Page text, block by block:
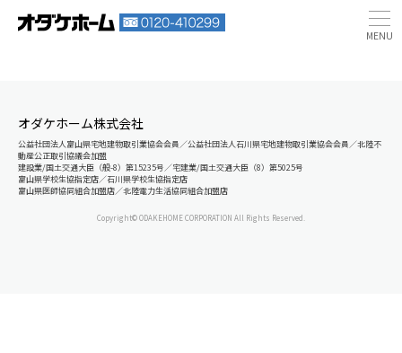
オダケホーム株式会社
公益社団法人富山県宅地建物取引業協会会員／公益社団法人石川県宅地建物取引業協会会員／北陸不
動産公正取引協議会加盟
建設業/国土交通大臣（般-8）第15235号／宅建業/国土交通大臣（8）第5025号
富山県学校生協指定店／石川県学校生協指定店
富山県医師協同組合加盟店／北陸電力生活協同組合加盟店
Copyright© ODAKEHOME CORPORATION All Rights Reserved.